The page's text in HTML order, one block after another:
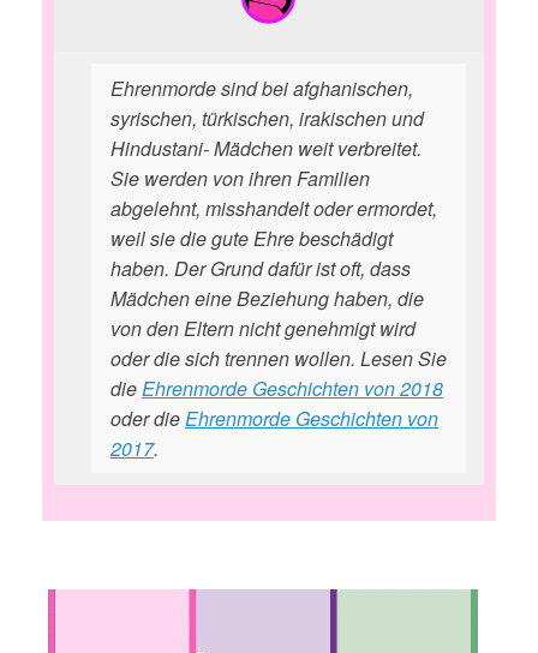
Ehrenmorde sind bei afghanischen,
syrischen, türkischen, irakischen und
Hindustani- Mädchen weit verbreitet.
Sie werden von ihren Familien
abgelehnt, misshandelt oder ermordet,
weil sie die gute Ehre beschädigt
haben. Der Grund dafür ist oft, dass
Mädchen eine Beziehung haben, die
von den Eltern nicht genehmigt wird
oder die sich trennen wollen. Lesen Sie
dieEhrenmorde Geschichten von 2018
oder dieEhrenmorde Geschichten von
2017.